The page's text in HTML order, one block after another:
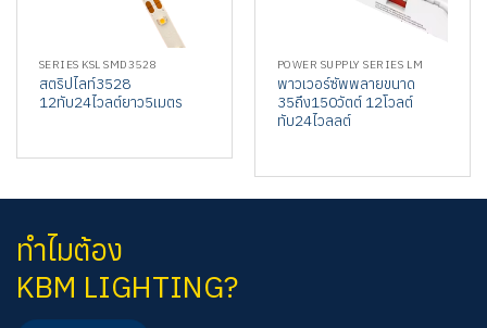
SERIES KSL SMD3528
สตริปไลท์3528
12ทับ24ไวลต์ยาว5เมตร
POWER SUPPLY SERIES LM
พาวเวอร์ซัพพลายขนาด
35ถึง150วัตต์ 12โวลต์
ทับ24ไวลลต์
ทำไมต้อง
KBM LIGHTING?